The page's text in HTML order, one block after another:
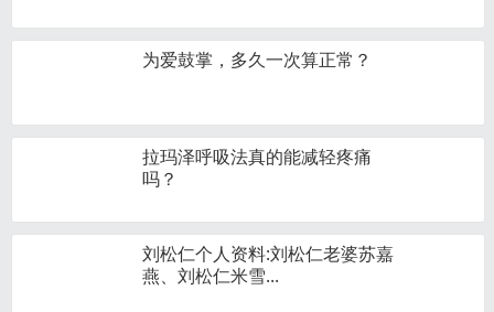
为爱鼓掌，多久一次算正常？
拉玛泽呼吸法真的能减轻疼痛
吗？
刘松仁个人资料:刘松仁老婆苏嘉
燕、刘松仁米雪...